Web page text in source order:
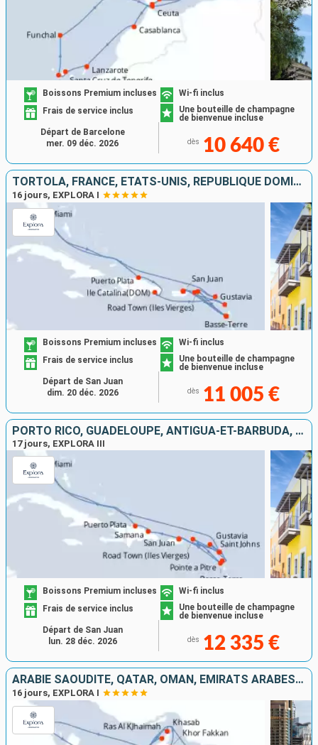
Boissons Premium incluses
Wi-fi inclus
Frais de service inclus
Une bouteille de champagne
de bienvenue incluse
dès 10 640 €
Départ de Barcelone
mer. 09 déc. 2026
TORTOLA, FRANCE, ÉTATS-UNIS, RÉPUBLIQUE DOMINICAINE, ANTIGUA-ET-BARBUDA, GUADELOUPE, PORTO RICO
16 jours, EXPLORA I
Boissons Premium incluses
Wi-fi inclus
Frais de service inclus
Une bouteille de champagne
de bienvenue incluse
dès 11 005 €
Départ de San Juan
dim. 20 déc. 2026
PORTO RICO, GUADELOUPE, ANTIGUA-ET-BARBUDA, RÉPUBLIQUE DOMINICAINE, ÉTATS-UNIS, FRANCE, TORTOLA
17 jours, EXPLORA III
Boissons Premium incluses
Wi-fi inclus
Frais de service inclus
Une bouteille de champagne
de bienvenue incluse
dès 12 335 €
Départ de San Juan
lun. 28 déc. 2026
ARABIE SAOUDITE, QATAR, OMAN, EMIRATS ARABES UNIS
16 jours, EXPLORA I